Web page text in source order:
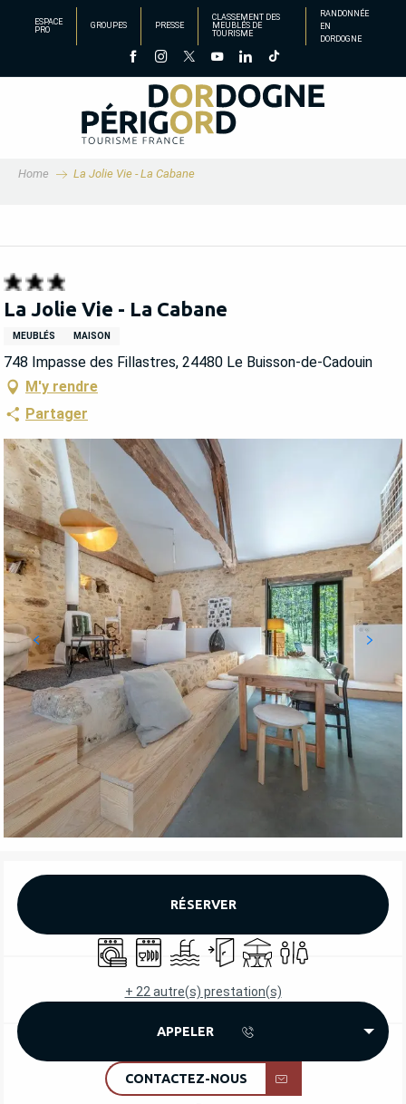
principal
ESPACE
PRO
GROUPES PRESSE
CLASSEMENT DES
MEUBLÉS DE
TOURISME
RANDONNÉE
EN
DORDOGNE
Home La Jolie Vie - La Cabane
La Jolie Vie - La Cabane
MEUBLÉS MAISON
748 Impasse des Fillastres, 24480 Le Buisson-de-Cadouin
M'y rendre
Partager
OUVERTURE ET COORDONNÉES
RÉSERVER
Lave lingeLave vaisselle
PiscineEntrée indépendante
TerrasseToilettes
+ 22 autre(s) prestation(s)
APPELER
CONTACTEZ-NOUS